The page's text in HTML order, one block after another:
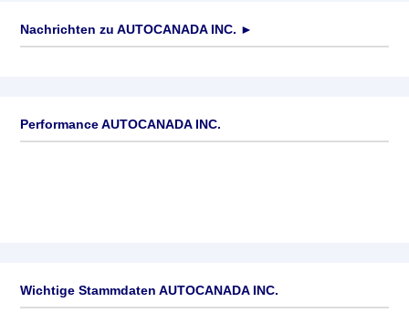
Nachrichten zu AUTOCANADA INC. ►
Performance AUTOCANADA INC.
Wichtige Stammdaten AUTOCANADA INC.